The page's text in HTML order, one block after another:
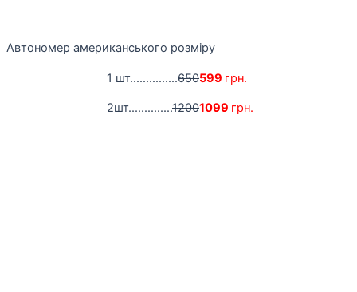
Автономер американського розміру
1 шт...............650599 грн.
2шт..............12001099 грн.